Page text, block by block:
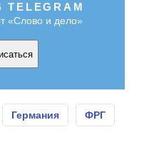
«Слово и дело»
Германия ФРГ